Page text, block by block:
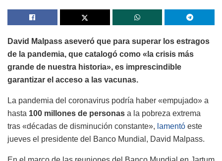
David Malpass aseveró que para superar los estragos
de la pandemia, que catalogó como «la crisis más
grande de nuestra historia», es imprescindible
garantizar el acceso a las vacunas.
La pandemia del coronavirus podría haber «empujado» a
hasta 100 millones de personas a la pobreza extrema
tras «décadas de disminución constante», lamentó este
jueves el presidente del Banco Mundial, David Malpass.